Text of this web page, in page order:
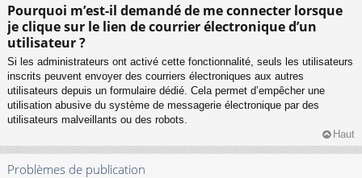
Pourquoi m’est-il demandé de me connecter lorsque
je clique sur le lien de courrier électronique d’un
utilisateur ?
Si les administrateurs ont activé cette fonctionnalité, seuls les utilisateurs
inscrits peuvent envoyer des courriers électroniques aux autres
utilisateurs depuis un formulaire dédié. Cela permet d’empêcher une
utilisation abusive du système de messagerie électronique par des
utilisateurs malveillants ou des robots.
Haut
Problèmes de publication